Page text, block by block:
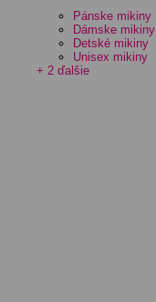
Pánske mikiny
Dámske mikiny
Detské mikiny
Unisex mikiny
+ 2 ďalšie